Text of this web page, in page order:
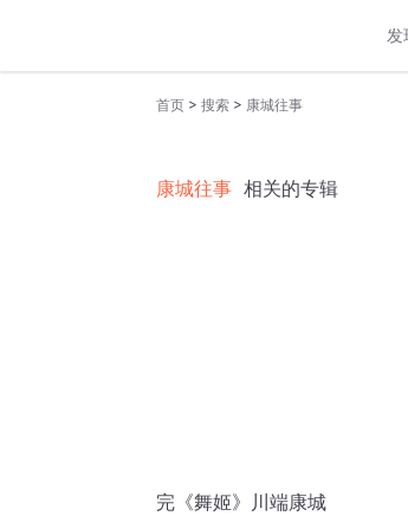
发
首页 > 搜索 > 康城往事
康城往事 相关的专辑
完《舞姬》川端康城